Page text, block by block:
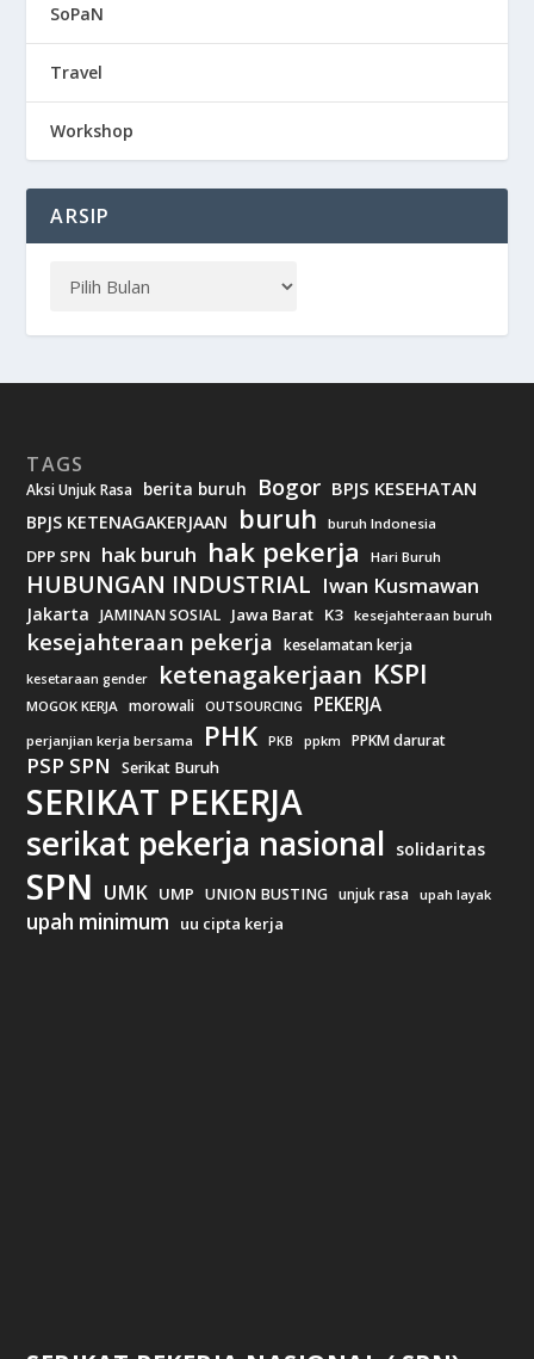
SoPaN
Travel
Workshop
ARSIP
TAGS
Aksi Unjuk Rasa berita buruh Bogor BPJS KESEHATAN
BPJS KETENAGAKERJAAN buruh buruh Indonesia
DPP SPN hak buruh hak pekerja Hari Buruh
HUBUNGAN INDUSTRIAL Iwan Kusmawan
Jakarta JAMINAN SOSIAL Jawa Barat K3 kesejahteraan buruh
kesejahteraan pekerja keselamatan kerja
kesetaraan gender ketenagakerjaan KSPI
MOGOK KERJA morowali OUTSOURCING PEKERJA
perjanjian kerja bersama PHK PKB ppkm PPKM darurat
PSP SPN Serikat Buruh
SERIKAT PEKERJA
serikat pekerja nasional solidaritas
SPN UMK UMP UNION BUSTING unjuk rasa upah layak
upah minimum uu cipta kerja